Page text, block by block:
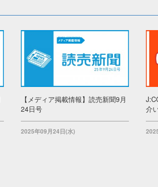
【メディア掲載情報】読売新聞9月
24日号
2025年09月24日(水)
介